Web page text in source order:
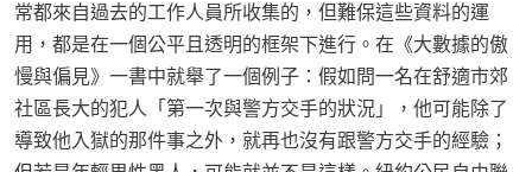
常都來自過去的工作人員所收集的，但難保這些資料的運
用，都是在一個公平且透明的框架下進行。在《大數據的傲
慢與偏見》一書中就舉了一個例子：假如問一名在舒適市郊
社區長大的犯人「第一次與警方交手的狀況」，他可能除了
導致他入獄的那件事之外，就再也沒有跟警方交手的經驗；